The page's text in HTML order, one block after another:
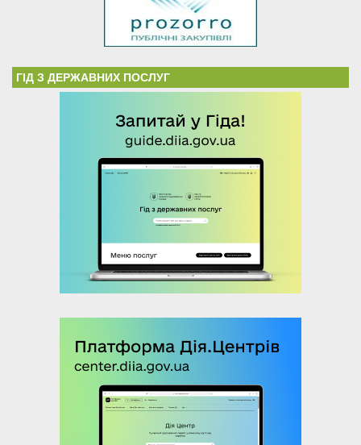
ГІД З ДЕРЖАВНИХ ПОСЛУГ